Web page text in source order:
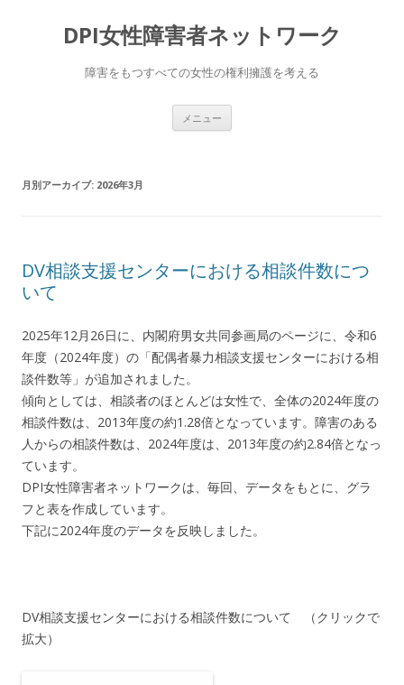
DPI女性障害者ネットワーク
障害をもつすべての女性の権利擁護を考える
メニュー
月別アーカイブ: 2026年3月
DV相談支援センターにおける相談件数につ
いて
2025年12月26日に、内閣府男女共同参画局のページに、令和6
年度（2024年度）の「配偶者暴力相談支援センターにおける相
談件数等」が追加されました。
傾向としては、相談者のほとんどは女性で、全体の2024年度の
相談件数は、2013年度の約1.28倍となっています。障害のある
人からの相談件数は、2024年度は、2013年度の約2.84倍となっ
ています。
DPI女性障害者ネットワークは、毎回、データをもとに、グラ
フと表を作成しています。
下記に2024年度のデータを反映しました。
DV相談支援センターにおける相談件数について （クリックで
拡大）